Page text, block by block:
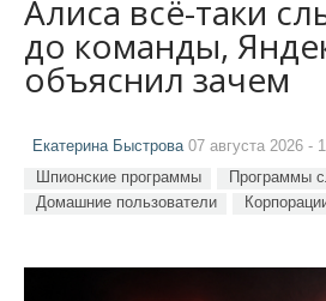
Алиса всё-таки
до команды,
объяснил зачем
Екатерина Быстрова 07 августа 2026 -
Шпионские программы
Программы
Домашние пользователи